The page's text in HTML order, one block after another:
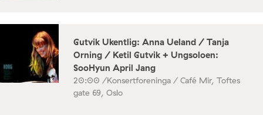
Gutvik Ukentlig: Anna Ueland / Tanja
Orning / Ketil Gutvik + Ungsoloen:
SooHyun April Jang
20:00 /Konsertforeninga / Café Mir, Toftes
gate 69, Oslo